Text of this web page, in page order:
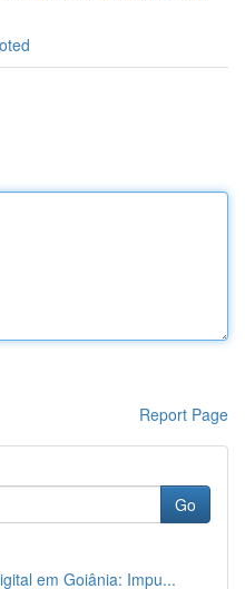
Report Page
Go
em Goiânia: Impu...